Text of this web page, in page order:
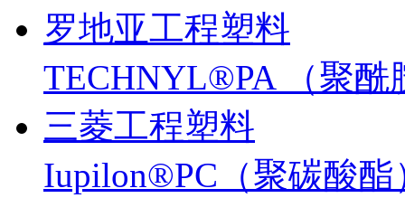
罗地亚工程塑料
TECHNYL®PA （聚酰
三菱工程塑料
Iupilon®PC（聚碳酸酯